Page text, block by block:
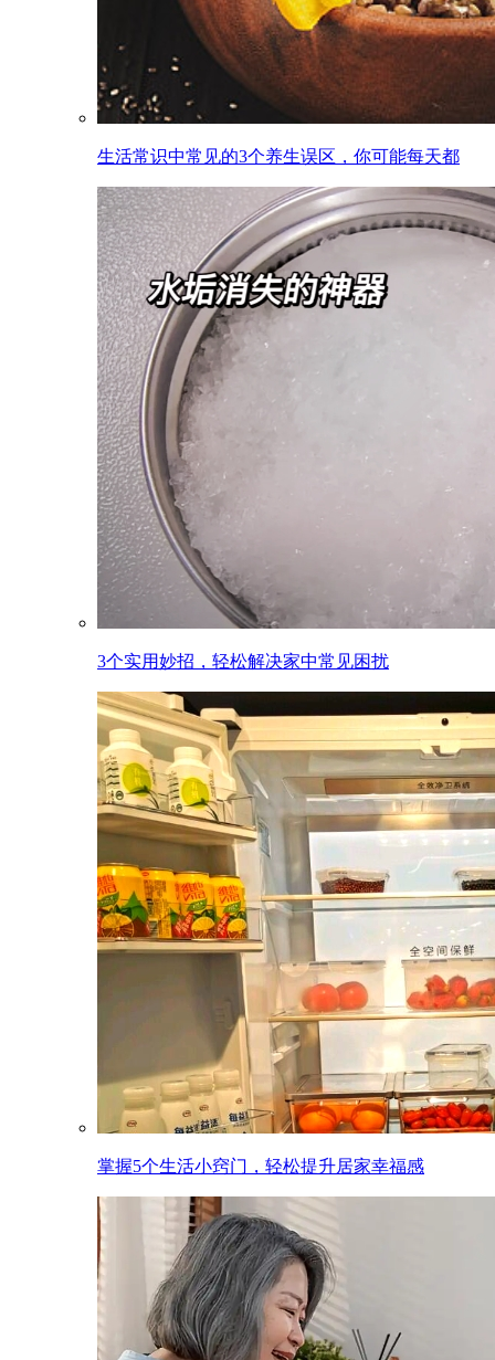
生活常识中常见的3个养生误区，你可能每天都
3个实用妙招，轻松解决家中常见困扰
掌握5个生活小窍门，轻松提升居家幸福感